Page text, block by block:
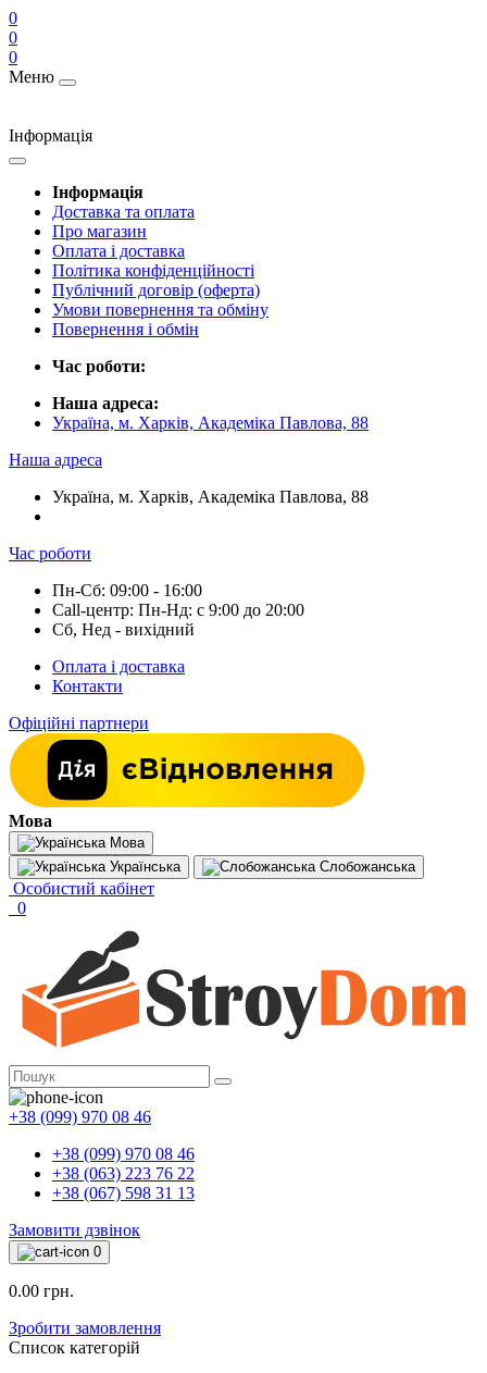
0
0
0
Меню
Інформація
Інформація
Доставка та оплата
Про магазин
Оплата і доставка
Політика конфіденційності
Публічний договір (оферта)
Умови повернення та обміну
Повернення і обмін
Час роботи:
Наша адреса:
Україна, м. Харків, Академіка Павлова, 88
Наша адреса
Україна, м. Харків, Академіка Павлова, 88
Час роботи
Пн-Сб: 09:00 - 16:00
Call-центр: Пн-Нд: с 9:00 до 20:00
Сб, Нед - вихідний
Оплата і доставка
Контакти
Офіційні партнери
Мова
Мова
Українська
Слобожанська
Особистий кабінет
0
+38 (099) 970 08 46
+38 (099) 970 08 46
+38 (063) 223 76 22
+38 (067) 598 31 13
Замовити дзвінок
0
0.00 грн.
Зробити замовлення
Список категорій